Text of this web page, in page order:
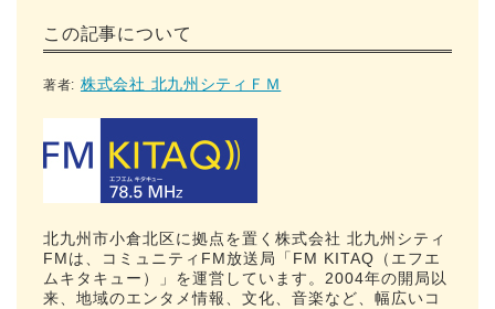
この記事について
著者: 株式会社 北九州シティＦＭ
北九州市小倉北区に拠点を置く株式会社 北九州シティ
FMは、コミュニティFM放送局「FM KITAQ（エフエ
ムキタキュー）」を運営しています。2004年の開局以
来、地域のエンタメ情報、文化、音楽など、幅広いコ